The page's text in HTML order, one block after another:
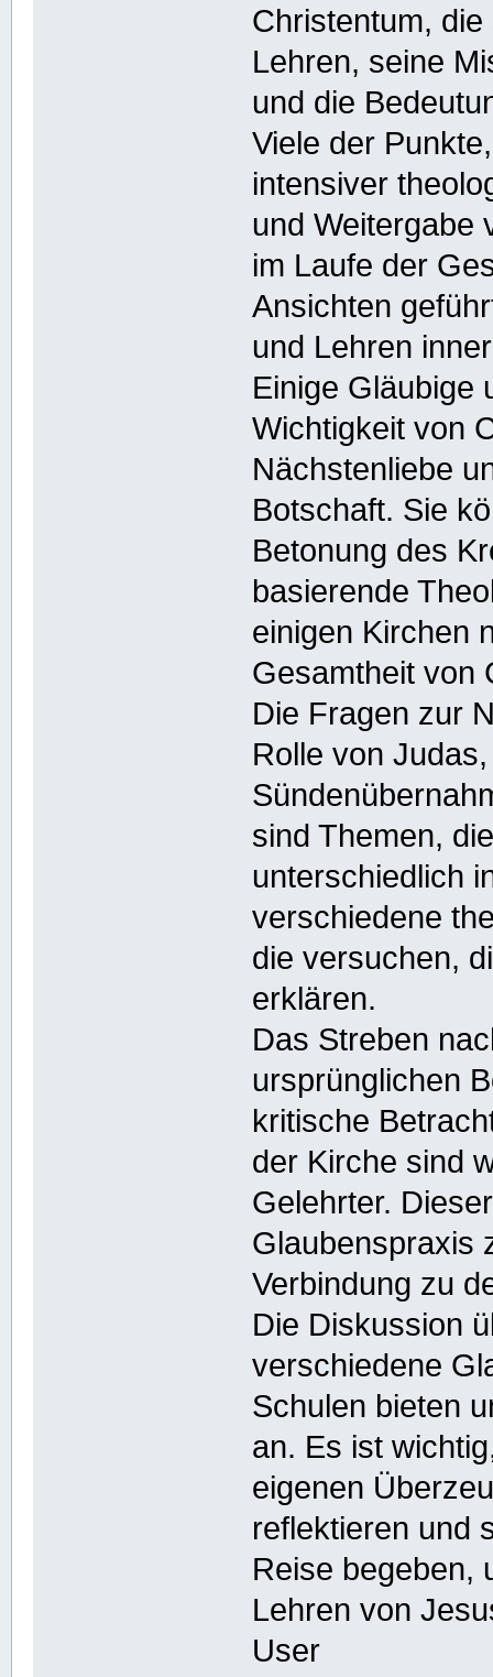
Christentum,
Lehren, seine
und die
Viele der
intensiver
und Weitergabe
im Laufe der
Ansichten
und Lehren
Einige Gläubige
Wichtigkeit von
Nächstenliebe
Botschaft. Sie
Betonung des
basierende
einigen Kirchen
Gesamtheit von
Die Fragen zur
Rolle von
sind Themen,
unterschiedlich
verschiedene
die versuchen,
erklären.
Das Streben
ursprünglichen
kritische
der Kirche sind
Gelehrter.
Glaubenspraxis
Verbindung zu
Die Diskussion
verschiedene
Schulen bieten
an. Es ist
eigenen
reflektieren und
Reise begeben,
Lehren von
User